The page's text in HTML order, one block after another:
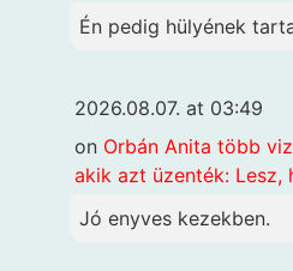
Én pedig hülyének
2026.08.07. at 03:49
on Orbán Anita több
akik azt üzenték: Lesz,
Jó enyves kezekben.